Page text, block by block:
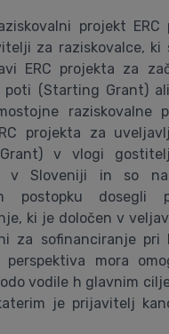
projekt ERC
za raziskovalce, ki
ERC projekta za
poti (Starting Grant)
raziskovalne
projekta za
v vlogi
v Sloveniji in so
postopku dosegli
ki je določen v
za sofinanciranje pri
perspektiva mora
vodile h glavnim
je prijavitelj